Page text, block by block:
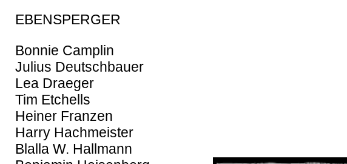
EBENSPERGER
Bonnie Camplin
Julius Deutschbauer
Lea Draeger
Tim Etchells
Heiner Franzen
Harry Hachmeister
Blalla W. Hallmann